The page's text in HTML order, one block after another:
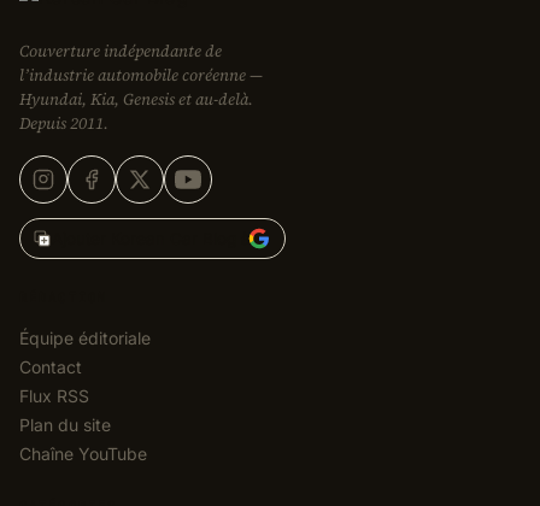
Couverture indépendante de
l’industrie automobile coréenne —
Hyundai, Kia, Genesis et au-delà.
Depuis 2011.
Ajouter Korean Car Blog à
Équipe éditoriale
Contact
Flux RSS
Plan du site
Chaîne YouTube